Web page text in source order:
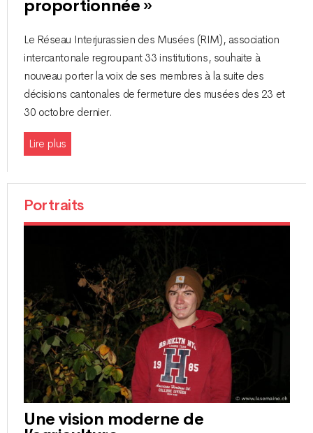
proportionnée »
Le Réseau Interjurassien des Musées (RIM), association
intercantonale regroupant 33 institutions, souhaite à
nouveau porter la voix de ses membres à la suite des
décisions cantonales de fermeture des musées des 23 et
30 octobre dernier.
Lire plus
Portraits
Une vision moderne de